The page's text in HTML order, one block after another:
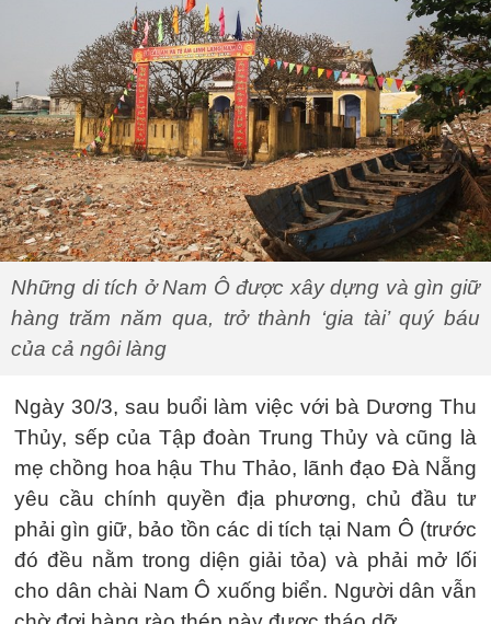
Những di tích ở Nam Ô được xây dựng và gìn giữ
hàng trăm năm qua, trở thành ‘gia tài’ quý báu
của cả ngôi làng
Ngày 30/3, sau buổi làm việc với bà Dương Thu
Thủy, sếp của Tập đoàn Trung Thủy và cũng là
mẹ chồng hoa hậu Thu Thảo, lãnh đạo Đà Nẵng
yêu cầu chính quyền địa phương, chủ đầu tư
phải gìn giữ, bảo tồn các di tích tại Nam Ô (trước
đó đều nằm trong diện giải tỏa) và phải mở lối
cho dân chài Nam Ô xuống biển. Người dân vẫn